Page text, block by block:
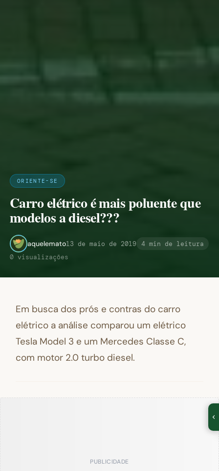
ORIENTE-SE
Carro elétrico é mais poluente que
modelos a diesel???
aquelemato13 de maio de 2019
4 min de leitura
0 visualizações
Em busca dos prós e contras do carro
elétrico a análise comparou um elétrico
Tesla Model 3 e um Mercedes Classe C,
com motor 2.0 turbo diesel.
PUBLICIDADE